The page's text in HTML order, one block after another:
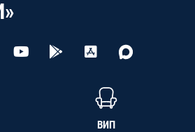
ВИП